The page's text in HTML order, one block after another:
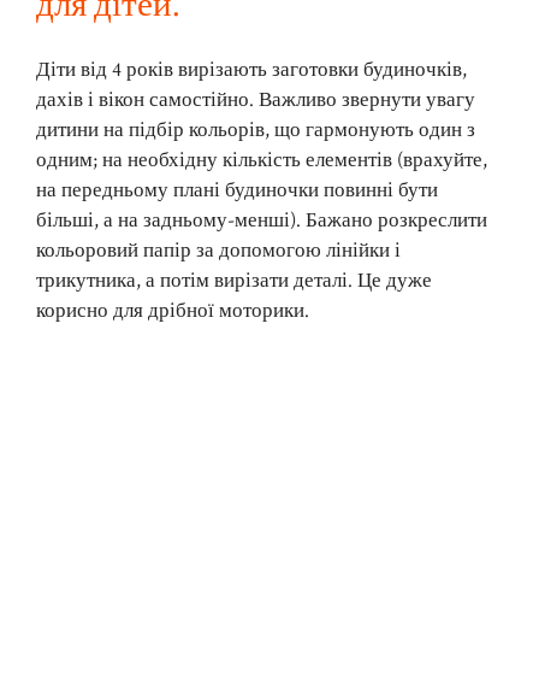
Діти від 4 років вирізають заготовки будиночків,
дахів і вікон самостійно. Важливо звернути увагу
дитини на підбір кольорів, що гармонують один з
одним; на необхідну кількість елементів (врахуйте,
на передньому плані будиночки повинні бути
більші, а на задньому-менші). Бажано розкреслити
кольоровий папір за допомогою лінійки і
трикутника, а потім вирізати деталі. Це дуже
корисно для дрібної моторики.